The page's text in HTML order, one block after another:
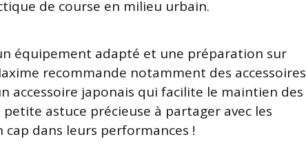
de course en milieu urbain.
équipement adapté et une préparation sur
recommande notamment des accessoires
accessoire japonais qui facilite le maintien des
astuce précieuse à partager avec les
dans leurs performances !